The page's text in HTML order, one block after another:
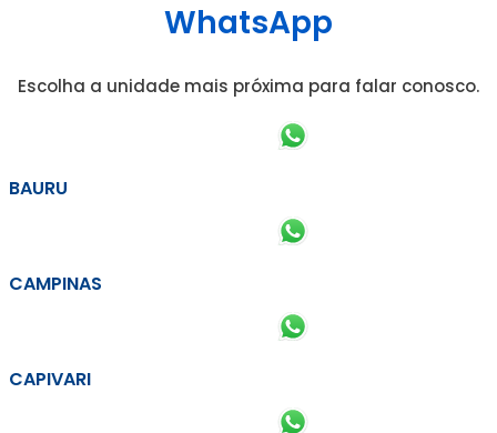
WhatsApp
Escolha a unidade mais próxima para falar conosco.
BAURU
CAMPINAS
CAPIVARI